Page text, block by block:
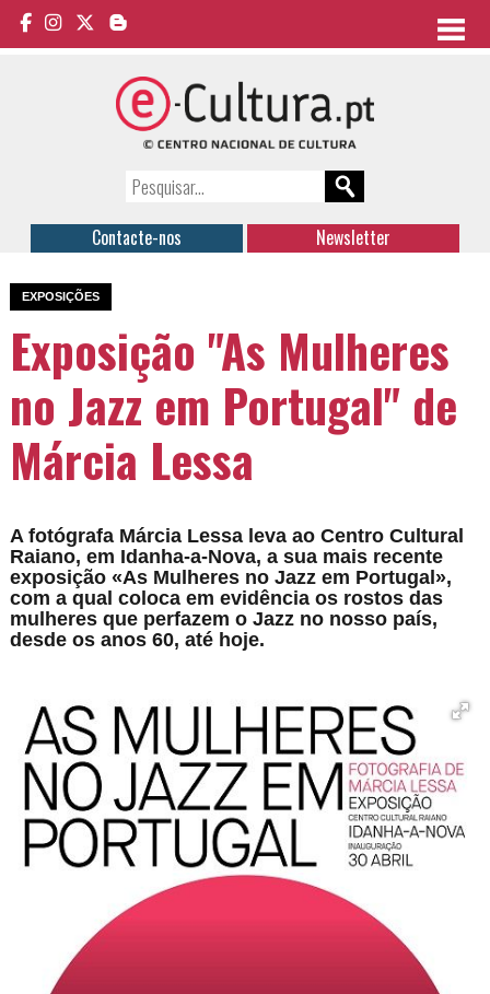
Contacte-nos Newsletter
EXPOSIÇÕES
Exposição "As Mulheres
no Jazz em Portugal" de
Márcia Lessa
A fotógrafa Márcia Lessa leva ao Centro Cultural
Raiano, em Idanha-a-Nova, a sua mais recente
exposição «As Mulheres no Jazz em Portugal»,
com a qual coloca em evidência os rostos das
mulheres que perfazem o Jazz no nosso país,
desde os anos 60, até hoje.